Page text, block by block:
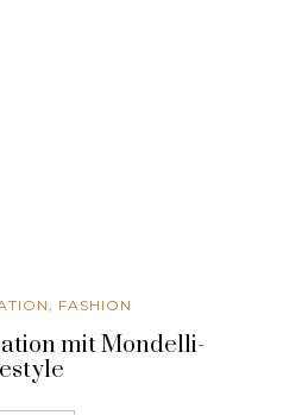
, FASHION
mit Mondelli-